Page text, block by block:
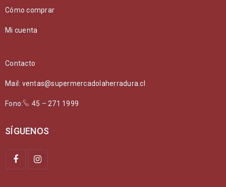
Cómo comprar
Mi cuenta
Contacto
Mail: ventas@supermercadolaherradura.cl
Fono: 45 – 271 1999
SÍGUENOS